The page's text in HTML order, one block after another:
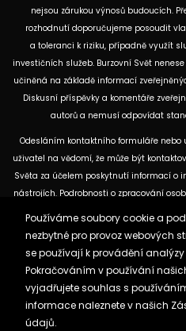
nejsou zárukou výnosů budoucích.
rozhodnutí doporučujeme posoudit
a toleranci k riziku, případně využít
investičních služeb. Burzovní Svět
učiněná na základě informací
Diskusní příspěvky a komentáře
autorů a nemusí odpovídat
Odesláním kontaktního formuláře
uživatel na vědomí, že může být
Světa za účelem poskytnutí informací o
nástrojích. Podrobnosti o zpracování
dostupných na těchto internetových
být uvedeny informace o použitých
ke kterému se vztahují
Zásady ochrany osobních
Používáme soubory cookie a
nezbytné pro provoz webových
se používají k provádění
Pokračováním v používání
vyjadřujete souhlas s
informace naleznete v našich
údajů.